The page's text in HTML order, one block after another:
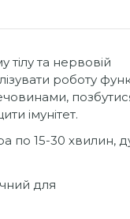
та нервовій
роботу
імунітет.
по 15-30 хвилин,
для